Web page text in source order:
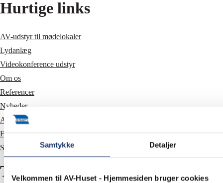
Samtykke Detaljer
Velkommen til AV-Huset - Hjemmesiden bruger cookies
Hurtige links
AV-udstyr til mødelokaler
Lydanlæg
Videokonference udstyr
Om os
Referencer
Nyheder
Ansvarsfraskrivelse
Fortrolighedspolitik
Sitemap
Tilmeld dig nyhedsbrev